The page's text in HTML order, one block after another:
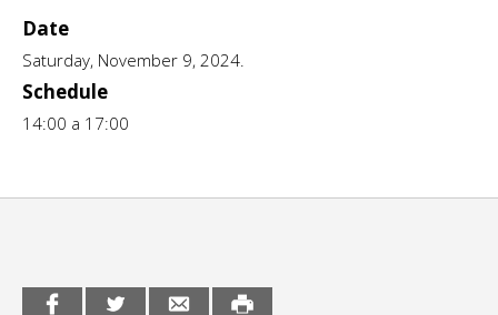
CCE en el interior/libros
Espacio itinerante de lectura infantil
Exposiciones
Formación
Género y Diversidad
Medio Ambiente
Date
Saturday, November 9, 2024.
Schedule
14:00 a 17:00